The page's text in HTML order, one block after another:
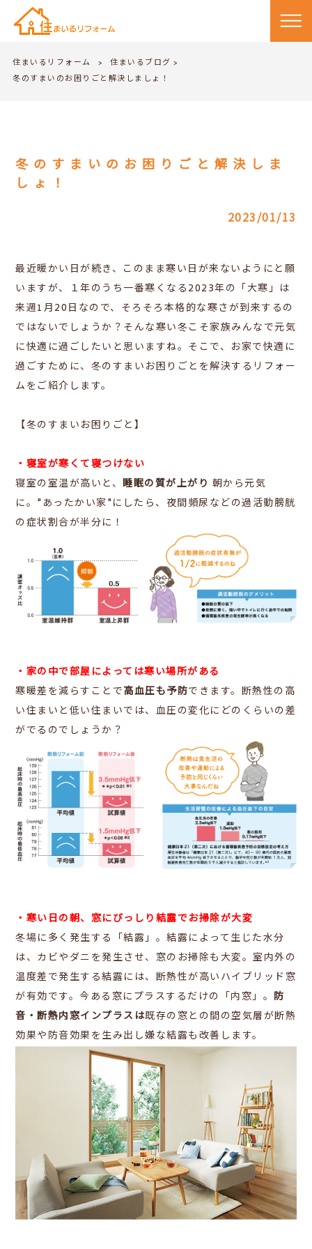
住まいるリフォーム > 住まいるブログ >
冬のすまいのお困りごと解決しましょ！
冬のすまいのお困りごと解決しま
しょ！
2023/01/13
最近暖かい日が続き、このまま寒い日が来ないようにと願
いますが、１年のうち一番寒くなる2023年の「大寒」は
来週1月20日なので、そろそろ本格的な寒さが到来するの
ではないでしょうか？そんな寒い冬こそ家族みんなで元気
に快適に過ごしたいと思いますね。 そこで、お家で快適に
過ごすために、冬のすまいお困りごとを解決するリフォー
ムをご紹介します。
【冬のすまいお困りごと】
・寝室が寒くて寝つけない
寝室の室温が高いと、睡眠の質が上がり 朝から元気
に。"あったかい家"にしたら、夜間頻尿などの過活動膀胱
の症状割合が半分に！
・家の中で部屋によっては寒い場所がある
寒暖差を減らすことで高血圧も予防できます。 断熱性の高
い住まいと低い住まいでは、血圧の変化にどのくらいの差
がでるのでしょうか？
・寒い日の朝、窓にびっしり結露でお掃除が大変
冬場に多く発生する「結露」。結露によって生じた水分
は、カビやダニを発生させ、窓のお掃除も大変。室内外の
温度差で発生する結露には、断熱性が高いハイブリッド窓
が有効です。今ある窓にプラスするだけの「内窓」。 防
音・断熱内窓インプラスは既存の窓との間の空気層が断熱
効果や防音効果を生み出し嫌な結露も改善します。